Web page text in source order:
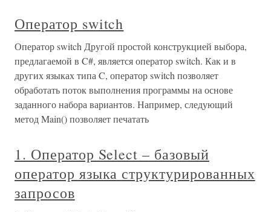
Оператор switch
Оператор switch Другой простой конструкцией выбора,
предлагаемой в C#, является оператор switch. Как и в
других языках типа C, оператор switch позволяет
обработать поток выполнения программы на основе
заданного набора вариантов. Например, следующий
метод Main() позволяет печатать
1. Оператор Select – базовый
оператор языка структурированных
запросов